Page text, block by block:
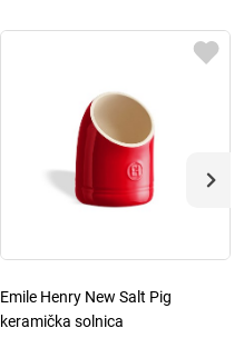
Emile Henry New Salt Pig
keramička solnica